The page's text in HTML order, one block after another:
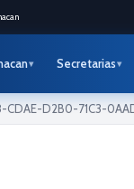
Secretarias
CDAE-D2B0-71C3-